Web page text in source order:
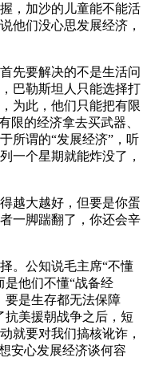
，加沙的儿童能不能活
他们没心思发展经济，
先要解决的不是生活问
巴勒斯坦人只能选择打
为此，他们只能把有限
限的经济拿去买武器、
所谓的“发展经济”，听
一个星期就能炸没了，
越大越好，但要是你蛋
一脚踹翻了，你还会辛
。公知说毛主席“不懂
是他们不懂“战备经
要是生存都无法保障
抗美援朝战争之后，短
就要对我们搞核讹诈，
安心发展经济谈何容